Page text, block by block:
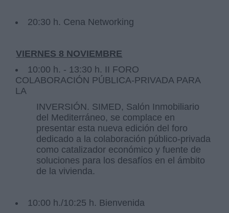
20:30 h. Cena Networking
VIERNES 8 NOVIEMBRE
10:00 h. - 13:30 h. II FORO
COLABORACIÓN PÚBLICA-PRIVADA PARA
LA
INVERSIÓN. SIMED, Salón Inmobiliario
del Mediterráneo, se complace en
presentar esta nueva edición del foro
dedicado a la colaboración público-privada
como catalizador económico y fuente de
soluciones para los desafíos en el ámbito
de la vivienda.
10:00 h./10:25 h. Bienvenida